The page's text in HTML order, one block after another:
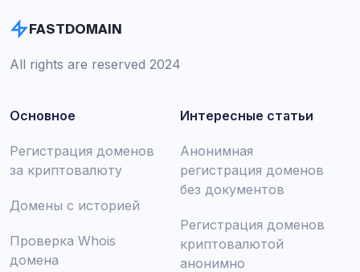
FASTDOMAIN
All rights are reserved 2024
Основное
Регистрация доменов
за криптовалюту
Домены с историей
Проверка Whois
домена
Интересные статьи
Анонимная
регистрация доменов
без документов
Регистрация доменов
криптовалютой
анонимно